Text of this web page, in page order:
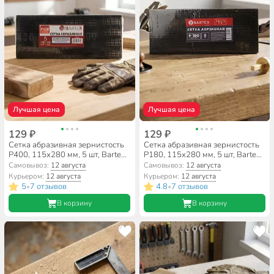
Лучшая цена
129 ₽
Сетка абразивная зернистость
P400, 115х280 мм, 5 шт, Bartex,
AI-2904018
Самовывоз: 12 августа
Курьером: 12 августа
5•7 отзывов
В корзину
Лучшая цена
129 ₽
Сетка абразивная зернистость
P180, 115х280 мм, 5 шт, Bartex,
AI-2904016
Самовывоз: 12 августа
Курьером: 12 августа
4.8•7 отзывов
В корзину